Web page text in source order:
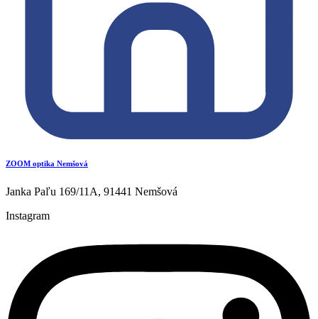
ZOOM optika Nemšová
Janka Paľu 169/11A, 91441 Nemšová
Instagram